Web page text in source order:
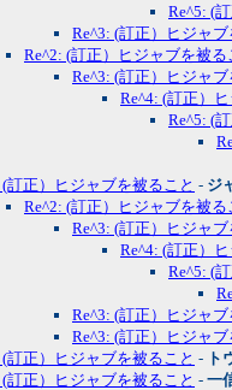
Re^5: (
Re^3: (訂正）ヒジャブ
Re^2: (訂正）ヒジャブを被る
Re^3: (訂正）ヒジャブ
Re^4: (訂正）
Re^5: (
(訂正）ヒジャブを被ること - ジ
Re^2: (訂正）ヒジャブを被る
Re^3: (訂正）ヒジャブ
Re^4: (訂正）
Re^5: (
Re^3: (訂正）ヒジャブ
Re^3: (訂正）ヒジャブ
(訂正）ヒジャブを被ること - ト
(訂正）ヒジャブを被ること - 一